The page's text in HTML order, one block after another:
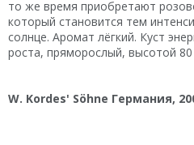
то же время приобретают
который становится тем
солнце. Аромат лёгкий. Куст
роста, пряморослый, высотой
W. Kordes' Söhne Германия,